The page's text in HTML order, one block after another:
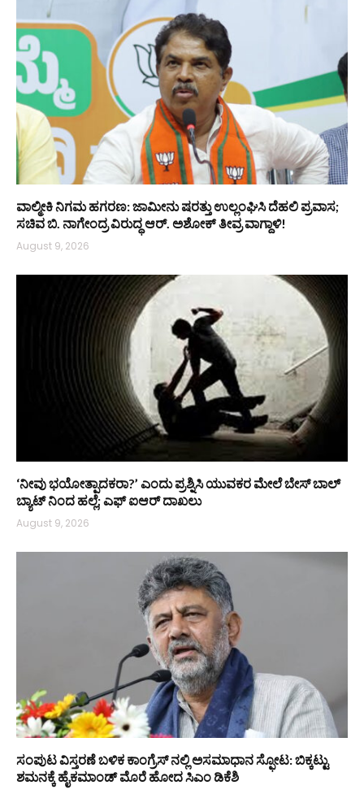
ವಾಲ್ಮೀಕಿ ನಿಗಮ ಹಗರಣ: ಜಾಮೀನು ಷರತ್ತು ಉಲ್ಲಂಘಿಸಿ ದೆಹಲಿ ಪ್ರವಾಸ;
ಸಚಿವ ಬಿ. ನಾಗೇಂದ್ರ ವಿರುದ್ಧ ಆರ್. ಅಶೋಕ್ ತೀವ್ರ ವಾಗ್ದಾಳಿ!
August 9, 2026
‘ನೀವು ಭಯೋತ್ಪಾದಕರಾ?’ ಎಂದು ಪ್ರಶ್ನಿಸಿ ಯುವಕರ ಮೇಲೆ ಬೇಸ್‌ ಬಾಲ್
ಬ್ಯಾಟ್‌ ನಿಂದ ಹಲ್ಲೆ; ಎಫ್‌ ಐಆರ್ ದಾಖಲು
August 9, 2026
ಸಂಪುಟ ವಿಸ್ತರಣೆ ಬಳಿಕ ಕಾಂಗ್ರೆಸ್‌ ನಲ್ಲಿ ಅಸಮಾಧಾನ ಸ್ಫೋಟ: ಬಿಕ್ಕಟ್ಟು
ಶಮನಕ್ಕೆ ಹೈಕಮಾಂಡ್‌ ಮೊರೆ ಹೋದ ಸಿಎಂ ಡಿಕೆಶಿ